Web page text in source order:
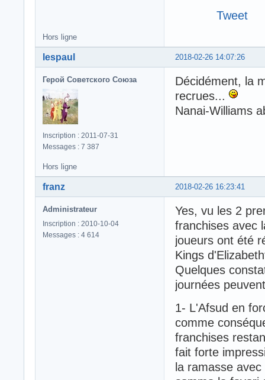
Tweet
Hors ligne
2018-02-26 14:07:26
lespaul
Герой Советского Союза
Inscription : 2011-07-31
Messages : 7 387
Décidément, la
recrues...
Nanai-Williams
Hors ligne
2018-02-26 16:23:41
franz
Administrateur
Inscription : 2010-10-04
Messages : 4 614
Yes, vu les 2
franchises avec
joueurs ont été
Kings
Quelques
journées
1- L'Afsud en
comme
franchises
fait forte
la ramasse